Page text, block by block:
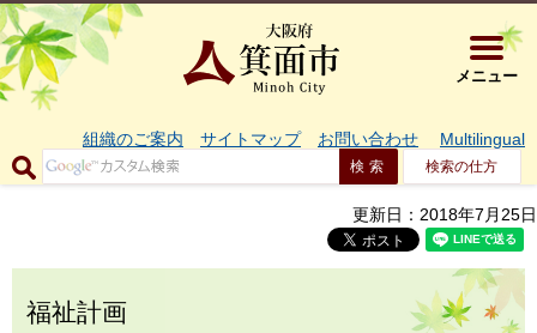
大阪府箕
メニュー
組織のご案内 サイトマップ お問い合わせ Multilingual
検索の仕方
更新日：2018年7月25日
福祉計画